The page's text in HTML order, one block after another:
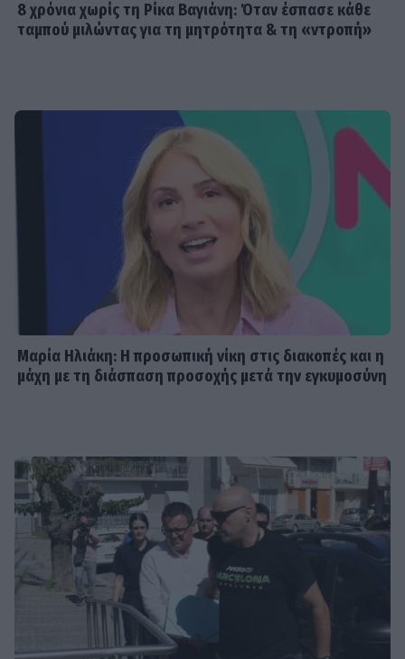
8 χρόνια χωρίς τη Ρίκα Βαγιάνη: Όταν έσπασε κάθε
ταμπού μιλώντας για τη μητρότητα & τη «ντροπή»
Μαρία Ηλιάκη: Η προσωπική νίκη στις διακοπές και η
μάχη με τη διάσπαση προσοχής μετά την εγκυμοσύνη